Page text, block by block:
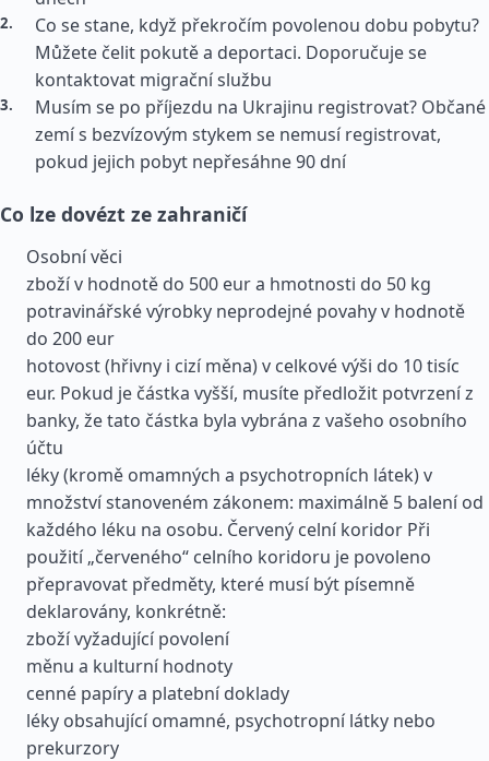
Co se stane, když překročím povolenou dobu pobytu?
Můžete čelit pokutě a deportaci. Doporučuje se
kontaktovat migrační službu
Musím se po příjezdu na Ukrajinu registrovat? Občané
zemí s bezvízovým stykem se nemusí registrovat,
pokud jejich pobyt nepřesáhne 90 dní
Co lze dovézt ze zahraničí
Osobní věci
zboží v hodnotě do 500 eur a hmotnosti do 50 kg
potravinářské výrobky neprodejné povahy v hodnotě
do 200 eur
hotovost (hřivny i cizí měna) v celkové výši do 10 tisíc
eur. Pokud je částka vyšší, musíte předložit potvrzení z
banky, že tato částka byla vybrána z vašeho osobního
účtu
léky (kromě omamných a psychotropních látek) v
množství stanoveném zákonem: maximálně 5 balení od
každého léku na osobu. Červený celní koridor Při
použití „červeného“ celního koridoru je povoleno
přepravovat předměty, které musí být písemně
deklarovány, konkrétně:
zboží vyžadující povolení
měnu a kulturní hodnoty
cenné papíry a platební doklady
léky obsahující omamné, psychotropní látky nebo
prekurzory